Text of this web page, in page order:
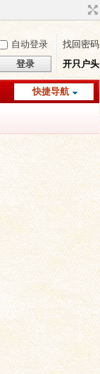
自动登录
找回密码
登录 开只户头
快捷导航